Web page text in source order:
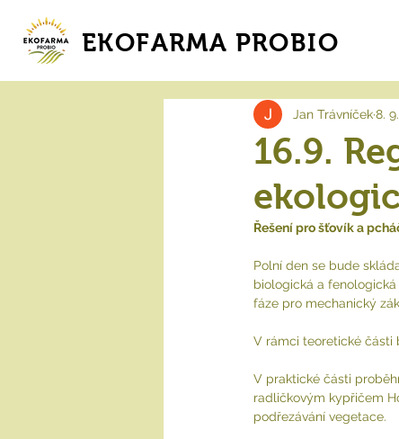
EKOFARMA PROBIO
16.9.
Jan Trávníček8.
Řešení pro šťovík a
Polní den se bude
biologická a
fáze pro mechanický
V rámci teoretické části
V praktické části
radličkovým kypřičem
podřezávání vegetace.